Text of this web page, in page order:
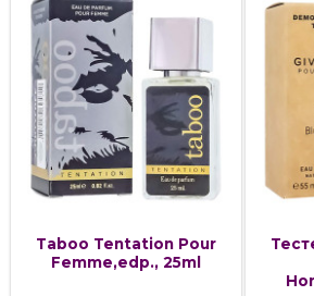
Taboo Tentation Pour
Femme,edp., 25ml